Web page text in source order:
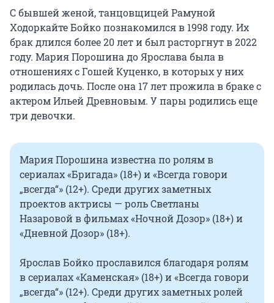
С бывшей женой, танцовщицей Рамуной
Ходоркайте Бойко познакомился в 1998 году. Их
брак длился более 20 лет и был расторгнут в 2022
году. Мария Порошина до Ярослава была в
отношениях с Гошей Куценко, в которых у них
родилась дочь. После она 17 лет прожила в браке с
актером Ильей Древновым. У пары родились еще
три девочки.
Мария Порошина известна по ролям в
сериалах «Бригада» (18+) и «Всегда говори
„всегда“» (12+). Среди других заметных
проектов актрисы — роль Светланы
Назаровой в фильмах «Ночной Дозор» (18+) и
«Дневной Дозор» (18+).
Ярослав Бойко прославился благодаря ролям
в сериалах «Каменская» (18+) и «Всегда говори
„всегда“» (12+). Среди других заметных ролей